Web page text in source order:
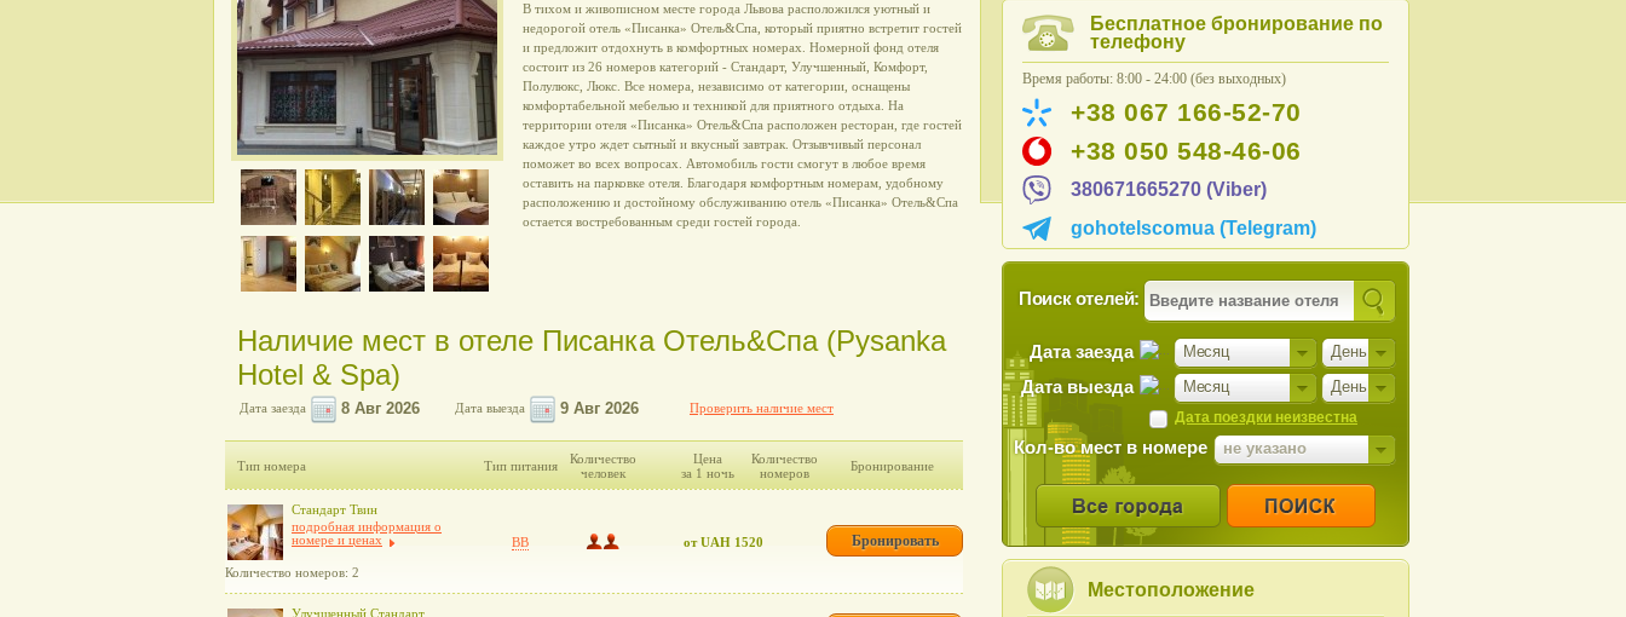
В тихом и живописном месте города Львова расположился уютный и
недорогой отель «Писанка» Отель&Cпа, который приятно встретит гостей
и предложит отдохнуть в комфортных номерах. Номерной фонд отеля
состоит из 26 номеров категорий - Стандарт, Улучшенный, Комфорт,
Полулюкс, Люкс. Все номера, независимо от категории, оснащены
комфортабельной мебелью и техникой для приятного отдыха. На
территории отеля «Писанка» Отель&Cпа расположен ресторан, где гостей
каждое утро ждет сытный и вкусный завтрак. Отзывчивый персонал
поможет во всех вопросах. Автомобиль гости смогут в любое время
оставить на парковке отеля. Благодаря комфортным номерам, удобному
расположению и достойному обслуживанию отель «Писанка» Отель&Cпа
остается востребованным среди гостей города.
Наличие мест в отеле Писанка Отель&Cпа (Pysanka
Hotel & Spa)
Дата заезда Дата выезда Проверить наличие мест
Тип номера Тип питания
Количество
человек
Цена
за 1 ночь
Количество
номеров
Бронирование
Стандарт Твин
подробная информация о
номере и ценах
Количество номеров: 2
BB от UAH 1520 Бронировать
Улучшенный Стандарт
Бесплатное бронирование по
телефону
Время работы: 8:00 - 24:00 (без выходных)
+38 067 166-52-70
+38 050 548-46-06
380671665270 (Viber)
gohotelscomua (Telegram)
Поиск отелей:
Месяц День
Дата заезда
Месяц День
Дата выезда
Дата поездки неизвестна
Кол-во мест в номере не указано
Местоположение